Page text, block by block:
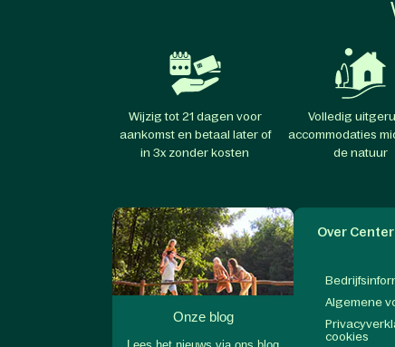
Wijzig tot 21 dagen voor
aankomst en betaal later of
in 3x zonder kosten
Volledig
accommodaties
de natuur
Onze blog
Over
Algemene
cookies